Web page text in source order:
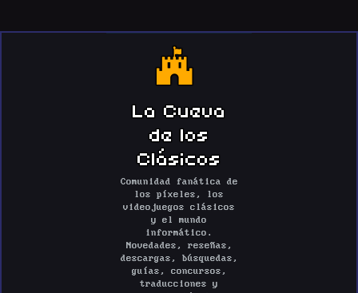
La Cueva
de los
Clásicos
Comunidad fanática de
los píxeles, los
videojuegos clásicos
y el mundo
informático.
Novedades, reseñas,
descargas, búsquedas,
guías, concursos,
traducciones y